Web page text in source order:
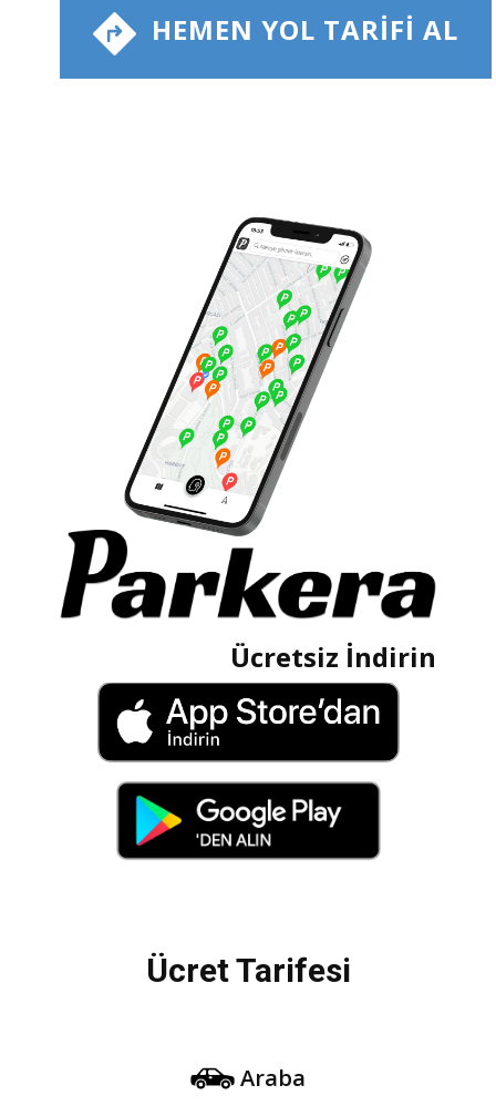
​ HEMEN YOL TARIFI AL
Ücretsiz İndirin
Ücret Tarifesi
Araba